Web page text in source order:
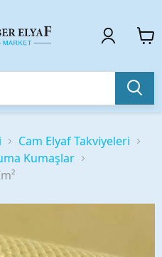
Cam Elyaf Takviyeleri
Kumaşlar